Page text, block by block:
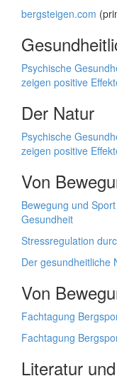
bergsteigen.com
Psychische
zeigen positive
Der Natur
Psychische
zeigen positive
Von
Bewegung und
Gesundheit
Stressregulation
Der gesundheitliche
Von
Fachtagung
Fachtagung
Literatur